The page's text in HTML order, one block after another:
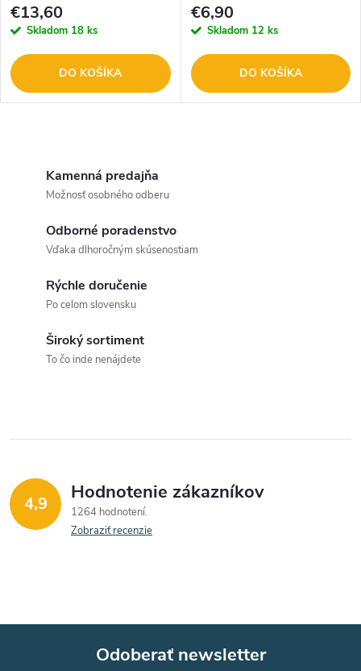
€13,60
Skladom 18 ks
DO KOŠÍKA
€6,90
Skladom 12 ks
DO KOŠÍKA
p
v
k
ý
Kamenná predajňa
Možnosť osobného odberu
Odborné poradenstvo
Vďaka dlhoročným skúsenostiam
Rýchle doručenie
Po celom slovensku
Široký sortiment
To čo inde nenájdete
4,9 Hodnotenie zákazníkov
1264 hodnotení
Zobraziť recenzie
Odoberať newsletter